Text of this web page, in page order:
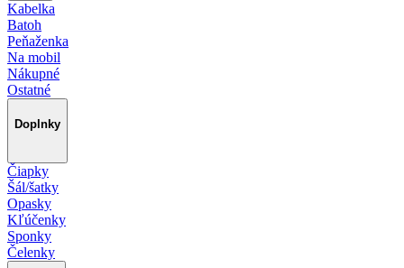
Kabelka
Batoh
Peňaženka
Na mobil
Nákupné
Ostatné
Doplnky
Čiapky
Šál/šatky
Opasky
Kľúčenky
Sponky
Čelenky